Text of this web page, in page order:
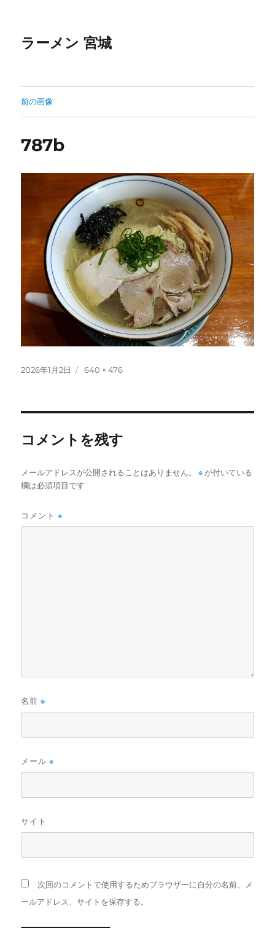
ラーメン 宮城
前の画像
787b
投
2026年1月2日
フ
640 × 476
コメントを残す
メールアドレスが公開されることはありません。 ※ が付いている
欄は必須項目です
コメント※
名前※
メール※
サイト
次回のコメントで使用するためブラウザーに自分の名前、メ
ールアドレス、サイトを保存する。